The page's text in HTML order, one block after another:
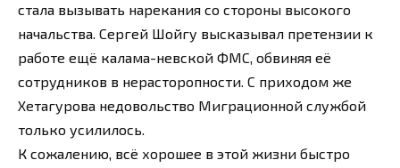
стала вызывать нарекания со стороны высокого
начальства. Сергей Шойгу высказывал претензии к
работе ещё калама-невской ФМС, обвиняя её
сотрудников в нерасторопности. С приходом же
Хетагурова недовольство Миграционной службой
только усилилось.
К сожалению, всё хорошее в этой жизни быстро